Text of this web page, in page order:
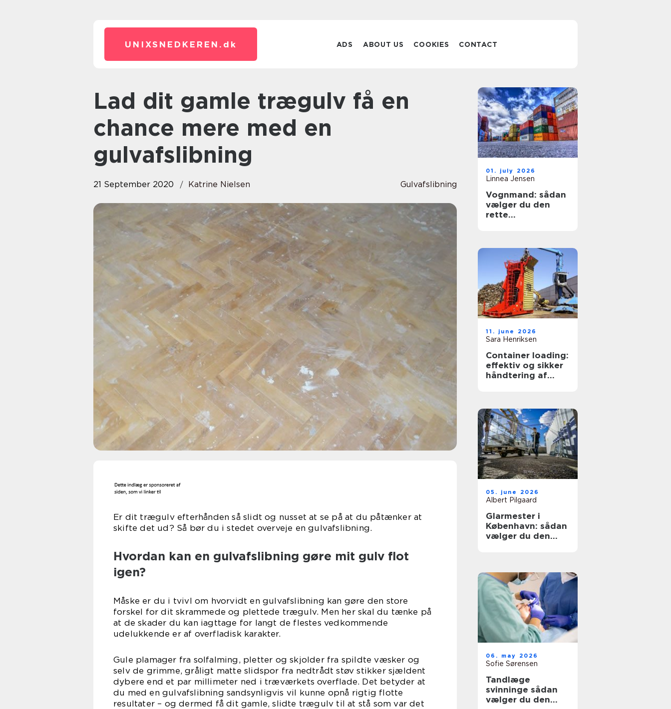
UNIXSNEDKEREN. dk ADS ABOUT US COOKIES CONTACT
Lad dit gamle trægulv få en
chance mere med en
gulvafslibning
21 September 2020 Katrine Nielsen Gulvafslibning
Er dit trægulv efterhånden så slidt og nusset at se på at du påtænker at
skifte det ud? Så bør du i stedet overveje en gulvafslibning.
Hvordan kan en gulvafslibning gøre mit gulv flot
igen?
Måske er du i tvivl om hvorvidt en gulvafslibning kan gøre den store
forskel for dit skrammede og plettede trægulv. Men her skal du tænke på
at de skader du kan iagttage for langt de flestes vedkommende
udelukkende er af overfladisk karakter.
Gule plamager fra solfalming, pletter og skjolder fra spildte væsker og
selv de grimme, gråligt matte slidspor fra nedtrådt støv stikker sjældent
dybere end et par millimeter ned i træværkets overflade. Det betyder at
du med en gulvafslibning sandsynligvis vil kunne opnå rigtig flotte
resultater – og dermed få dit gamle, slidte trægulv til at stå som var det
01. july 2026
Linnea Jensen
Vognmand: sådan
vælger du den
rette
11. june 2026
Sara Henriksen
Container loading:
effektiv og sikker
håndtering af
05. june 2026
Albert Pilgaard
Glarmester i
København: sådan
vælger du den
06. may 2026
Sofie Sørensen
Tandlæge
svinninge sådan
vælger du den